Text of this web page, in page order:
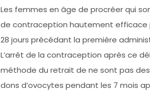
Les femmes en âge de procréer qui
de contraception hautement efficace
28 jours précédant la première
L’arrêt de la contraception après ce
méthode du retrait de ne sont pas
dons d’ovocytes pendant les 7 mois